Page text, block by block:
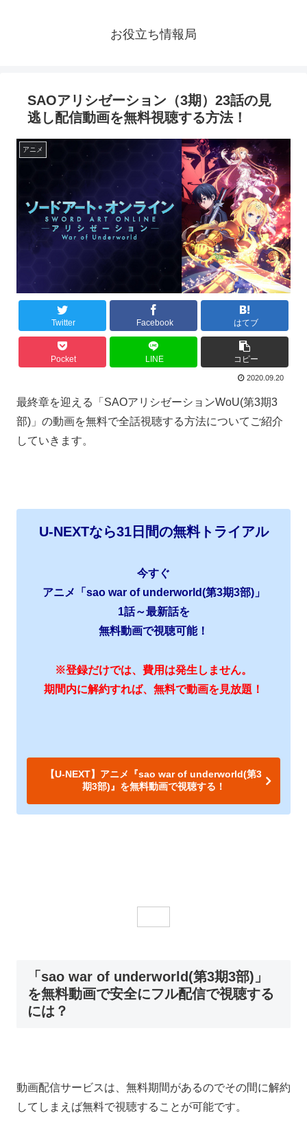
お役立ち情報局
SAOアリシゼーション（3期）23話の見
逃し配信動画を無料視聴する方法！
アニメ
Twitter Facebook はてブ
Pocket LINE コピー
2020.09.20
最終章を迎える「SAOアリシゼーションWoU(第3期3
部)」の動画を無料で全話視聴する方法についてご紹介
していきます。
U-NEXTなら31日間の無料トライアル
今すぐ
アニメ「sao war of underworld(第3期3部)」
1話～最新話を
無料動画で視聴可能！
※登録だけでは、費用は発生しません。
期間内に解約すれば、無料で動画を見放題！
【U-NEXT】アニメ『sao war of underworld(第3
期3部)』を無料動画で視聴する！
「sao war of underworld(第3期3部)」
を無料動画で安全にフル配信で視聴する
には？
動画配信サービスは、無料期間があるのでその間に解約
してしまえば無料で視聴することが可能です。